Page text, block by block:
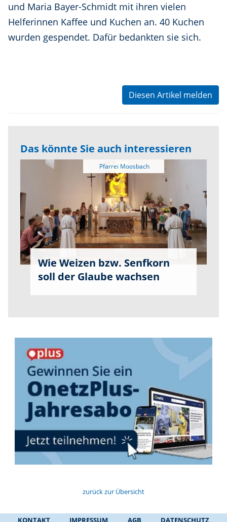
und Maria Bayer-Schmidt mit ihren vielen
Helferinnen Kaffee und Kuchen an. 40 Kuchen
wurden gespendet. Dafür bedankten sie sich.
Diesen Artikel melden
Das könnte Sie auch interessieren
Wie Weizen bzw. Senfkorn
soll der Glaube wachsen
zurück zur Übersicht
KONTAKT IMPRESSUM AGB DATENSCHUTZ